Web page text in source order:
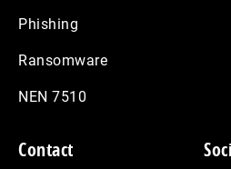
Phishing
Ransomware
NEN 7510
Contact